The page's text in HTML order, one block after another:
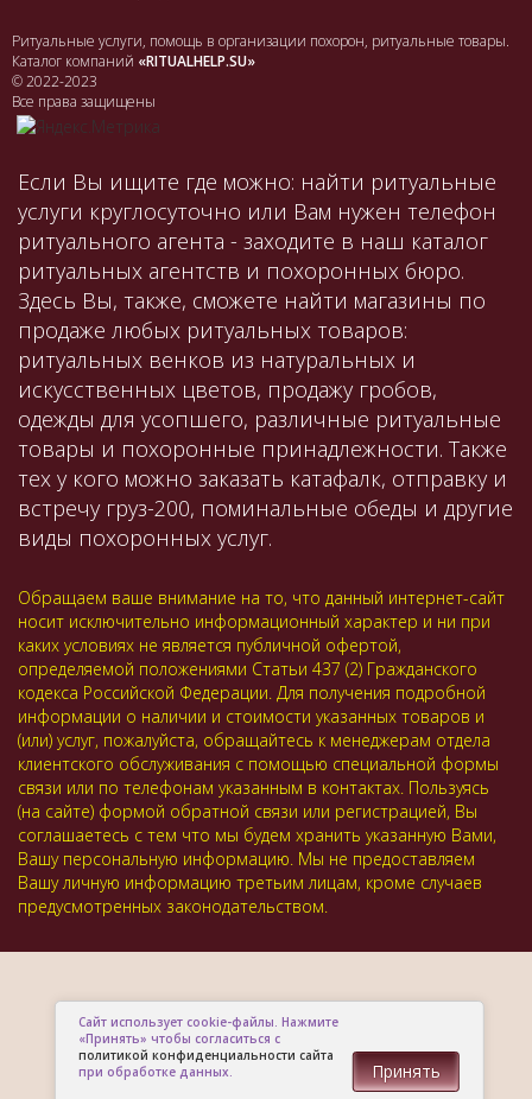
Ритуальные услуги, помощь в организации похорон, ритуальные товары.
Каталог компаний «RITUALHELP.SU»
© 2022-2023
Все права защищены
Если Вы ищите где можно: найти ритуальные
услуги круглосуточно или Вам нужен телефон
ритуального агента - заходите в наш каталог
ритуальных агентств и похоронных бюро.
Здесь Вы, также, сможете найти магазины по
продаже любых ритуальных товаров:
ритуальных венков из натуральных и
искусственных цветов, продажу гробов,
одежды для усопшего, различные ритуальные
товары и похоронные принадлежности. Также
тех у кого можно заказать катафалк, отправку и
встречу груз-200, поминальные обеды и другие
виды похоронных услуг.
Обращаем ваше внимание на то, что данный интернет-сайт
носит исключительно информационный характер и ни при
каких условиях не является публичной офертой,
определяемой положениями Статьи 437 (2) Гражданского
кодекса Российской Федерации. Для получения подробной
информации о наличии и стоимости указанных товаров и
(или) услуг, пожалуйста, обращайтесь к менеджерам отдела
клиентского обслуживания с помощью специальной формы
связи или по телефонам указанным в контактах. Пользуясь
(на сайте) формой обратной связи или регистрацией, Вы
соглашаетесь с тем что мы будем хранить указанную Вами,
Вашу персональную информацию. Мы не предоставляем
Вашу личную информацию третьим лицам, кроме случаев
предусмотренных законодательством.
Сайт использует cookie-файлы. Нажмите
«Принять» чтобы согласиться с
политикой конфиденциальности сайта
при обработке данных.
Принять